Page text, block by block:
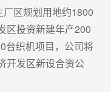
区规划用地约1800
区投资新建年产200
台织机项目，公司将
开发区新设合资公